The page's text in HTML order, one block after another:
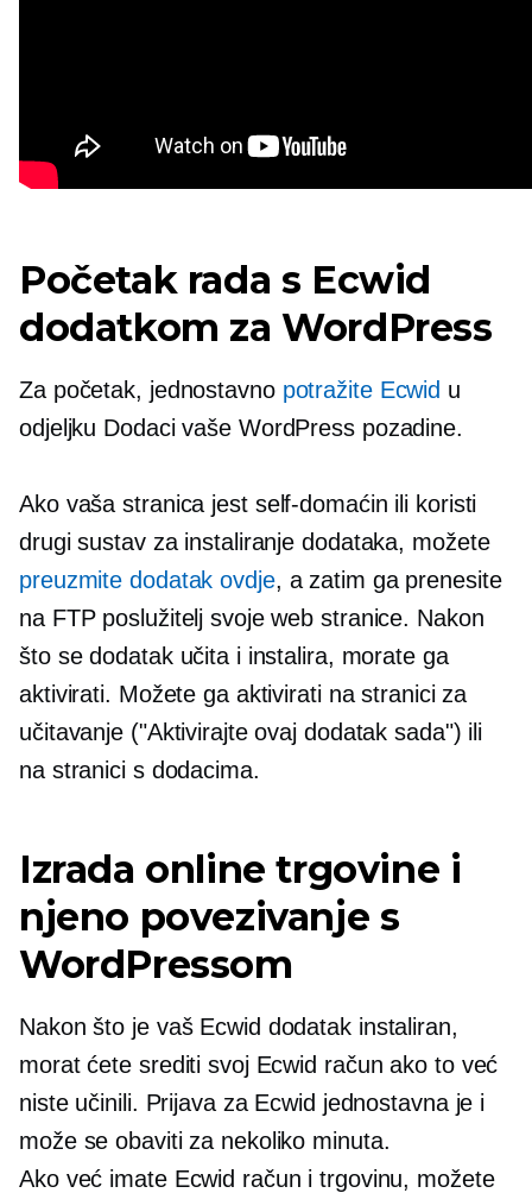
Početak rada s Ecwid
dodatkom za WordPress
Za početak, jednostavno potražite Ecwid u
odjeljku Dodaci vaše WordPress pozadine.
Ako vaša stranica jest self-domaćin ili koristi
drugi sustav za instaliranje dodataka, možete
preuzmite dodatak ovdje, a zatim ga prenesite
na FTP poslužitelj svoje web stranice. Nakon
što se dodatak učita i instalira, morate ga
aktivirati. Možete ga aktivirati na stranici za
učitavanje ("Aktivirajte ovaj dodatak sada") ili
na stranici s dodacima.
Izrada online trgovine i
njeno povezivanje s
WordPressom
Nakon što je vaš Ecwid dodatak instaliran,
morat ćete srediti svoj Ecwid račun ako to već
niste učinili. Prijava za Ecwid jednostavna je i
može se obaviti za nekoliko minuta.
Ako već imate Ecwid račun i trgovinu, možete